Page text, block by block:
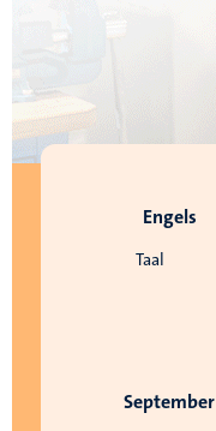
Taal
Engels
September